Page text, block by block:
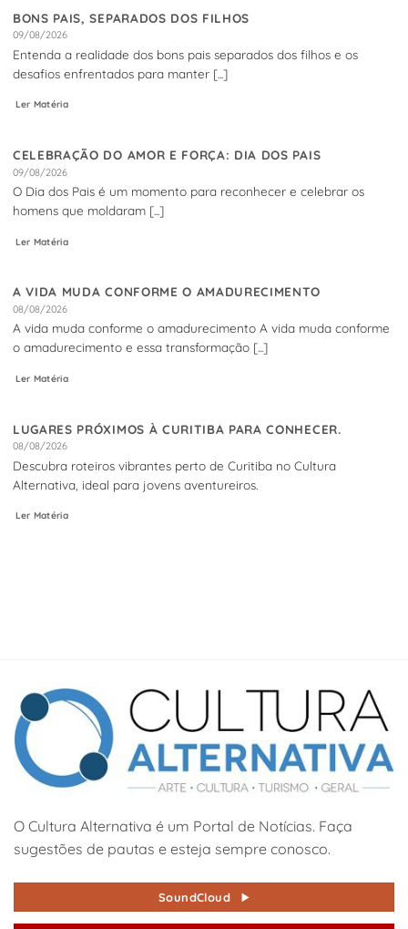
BONS PAIS, SEPARADOS DOS FILHOS
09/08/2026
Entenda a realidade dos bons pais separados dos filhos e os
desafios enfrentados para manter [...]
Ler Matéria
CELEBRAÇÃO DO AMOR E FORÇA: DIA DOS PAIS
09/08/2026
O Dia dos Pais é um momento para reconhecer e celebrar os
homens que moldaram [...]
Ler Matéria
A VIDA MUDA CONFORME O AMADURECIMENTO
08/08/2026
A vida muda conforme o amadurecimento A vida muda conforme
o amadurecimento e essa transformação [...]
Ler Matéria
LUGARES PRÓXIMOS À CURITIBA PARA CONHECER.
08/08/2026
Descubra roteiros vibrantes perto de Curitiba no Cultura
Alternativa, ideal para jovens aventureiros.
Ler Matéria
O Cultura Alternativa é um Portal de Notícias. Faça
sugestões de pautas e esteja sempre conosco.
SoundCloud